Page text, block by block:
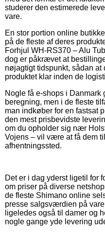
studerer den estimerede
vare.
En stor portion online
på de fleste af deres
Forhjul WH-RS370 – Alu
dog er påkrævet at
nøjagtigt tidspunkt, sådan at
produktet klar inden de
Nogle få e-shops i Danmark
beregning, men i de fleste
man indkøber for en fastsat
den mest prisbevidste
om du opholder sig nær
Vojens – vil være at få dem
afhentningssted.
Det er i dag yderst ligetil for
om priser på diverse
de fleste Shimano online
presse salgsværdien på
ligeledes også til damer og
nogle gange yde levering